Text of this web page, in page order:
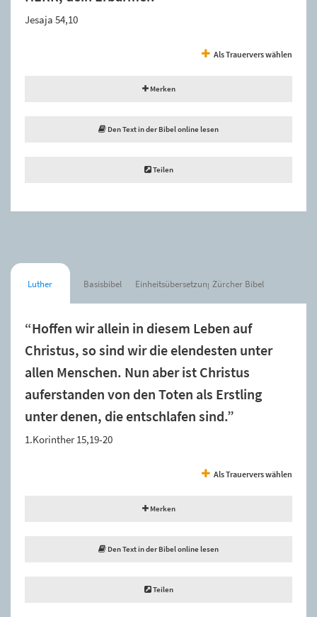
Jesaja 54,10
Als Trauervers wählen
Merken
Den Text in der Bibel online lesen
Teilen
Luther Basisbibel Einheitsübersetzung Zürcher Bibel
“Hoffen wir allein in diesem Leben auf
Christus, so sind wir die elendesten unter
allen Menschen. Nun aber ist Christus
auferstanden von den Toten als Erstling
unter denen, die entschlafen sind.”
1.Korinther 15,19-20
Als Trauervers wählen
Merken
Den Text in der Bibel online lesen
Teilen